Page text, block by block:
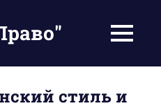
МЕНЮ
стиль и